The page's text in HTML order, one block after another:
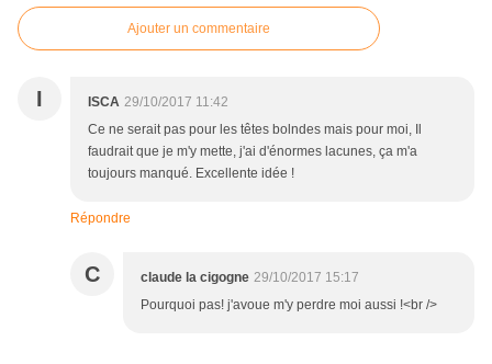
Ajouter un commentaire
I ISCA 29/10/2017 11:42
Ce ne serait pas pour les têtes bolndes mais pour moi, Il
faudrait que je m'y mette, j'ai d'énormes lacunes, ça m'a
toujours manqué. Excellente idée !
Répondre
C claude la cigogne 29/10/2017 15:17
Pourquoi pas! j'avoue m'y perdre moi aussi !<br />